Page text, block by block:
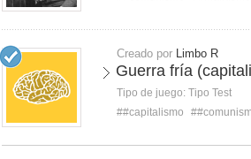
Creado por Limbo R
Guerra fría
Tipo de juego: Tipo Test
##capitalismo